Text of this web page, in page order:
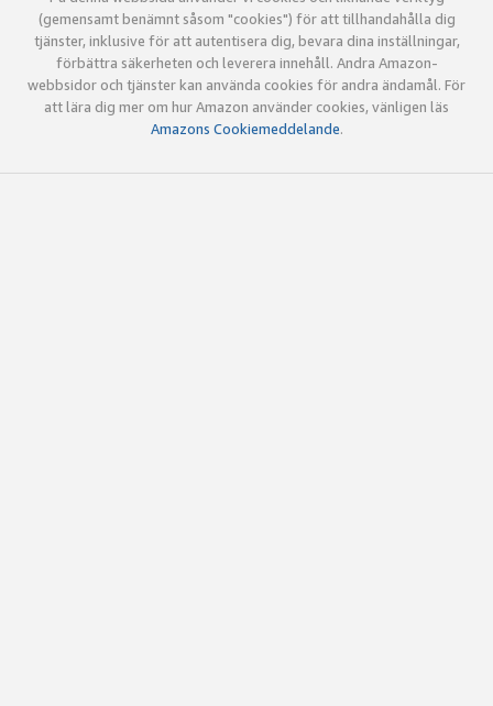
(gemensamt benämnt såsom "cookies") för att tillhandahålla dig
tjänster, inklusive för att autentisera dig, bevara dina inställningar,
förbättra säkerheten och leverera innehåll. Andra Amazon-
webbsidor och tjänster kan använda cookies för andra ändamål. För
att lära dig mer om hur Amazon använder cookies, vänligen läs
Amazons Cookiemeddelande.